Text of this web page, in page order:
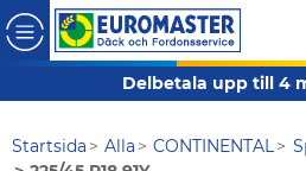
Delbetala upp till 4
Startsida Alla CONTINENTAL